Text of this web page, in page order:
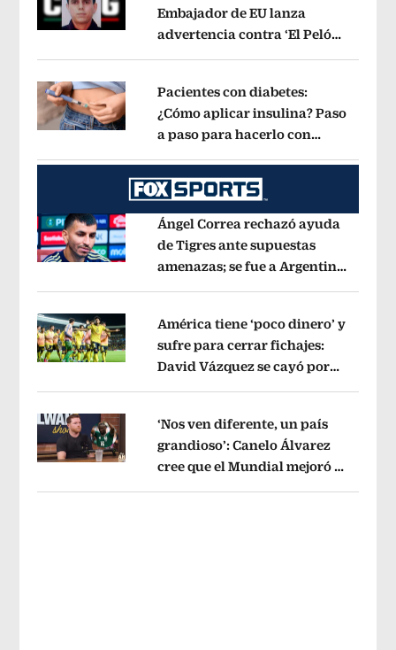
Opens in new window
Embajador de EU lanza
advertencia contra ‘El Pelón’,
Opens in new window
Pacientes con diabetes:
¿Cómo aplicar insulina? Paso
a paso para hacerlo con
Opens in new window
Ángel Correa rechazó ayuda
de Tigres ante supuestas
amenazas; se fue a Argentina
Opens in new window
América tiene ‘poco dinero’ y
sufre para cerrar fichajes:
David Vázquez se cayó por
Opens in new window
‘Nos ven diferente, un país
grandioso’: Canelo Álvarez
cree que el Mundial mejoró la